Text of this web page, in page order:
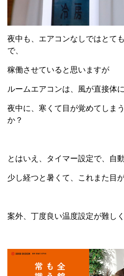
夜中も、エアコンなしではとて
で、
稼働させていると思いますが
ルームエアコンは、風が直接体
夜中に、寒くて目が覚めてしま
か？
とはいえ、タイマー設定で、自
少し経つと暑くて、これまた目
案外、丁度良い温度設定が難し